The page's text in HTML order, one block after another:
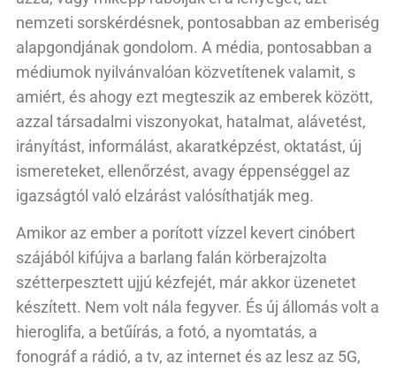
nemzeti sorskérdésnek, pontosabban az emberiség
alapgondjának gondolom. A média, pontosabban a
médiumok nyilvánvalóan közvetítenek valamit, s
amiért, és ahogy ezt megteszik az emberek között,
azzal társadalmi viszonyokat, hatalmat, alávetést,
irányítást, informálást, akaratképzést, oktatást, új
ismereteket, ellenőrzést, avagy éppenséggel az
igazságtól való elzárást valósíthatják meg.
Amikor az ember a porított vízzel kevert cinóbert
szájából kifújva a barlang falán körberajzolta
szétterpesztett ujjú kézfejét, már akkor üzenetet
készített. Nem volt nála fegyver. És új állomás volt a
hieroglifa, a betűírás, a fotó, a nyomtatás, a
fonográf a rádió, a tv, az internet és az lesz az 5G,